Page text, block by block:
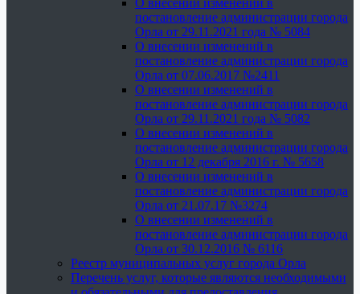
О внесении изменений в
постановление администрации города
Орла от 29.11.2021 года № 5084
О внесении изменений в
постановление администрации города
Орла от 07.06.2017 №2411
О внесении изменений в
постановление администрации города
Орла от 29.11.2021 года № 5082
О внесении изменений в
постановление администрации города
Орла от 12 декабря 2016 г. № 5658
О внесении изменений в
постановление администрации города
Орла от 21.07.17 №3274
О внесении изменений в
постановление администрации города
Орла от 30.12.2016 № 6116
Реестр муниципальных услуг города Орла
Перечень услуг, которые являются необходимыми